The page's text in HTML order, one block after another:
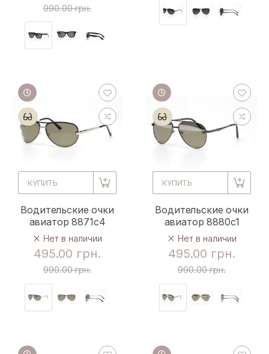
990.00 грн.
КУПИТЬ
Водительские очки
авиатор 8871c4
Нет в наличии
495.00 грн.
990.00 грн.
КУПИТЬ
Водительские очки
авиатор 8880c1
Нет в наличии
495.00 грн.
990.00 грн.